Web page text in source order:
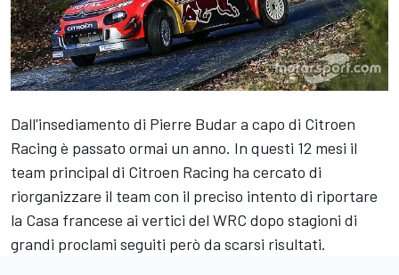
Dall'insediamento di Pierre Budar a capo di Citroen
Racing è passato ormai un anno. In questi 12 mesi il
team principal di Citroen Racing ha cercato di
riorganizzare il team con il preciso intento di riportare
la Casa francese ai vertici del WRC dopo stagioni di
grandi proclami seguiti però da scarsi risultati.